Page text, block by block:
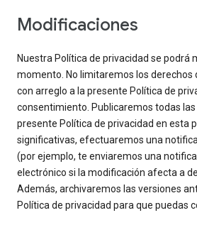
Modificaciones
Nuestra Política de privacidad se podrá
momento. No limitaremos los derechos
con arreglo a la presente Política de
consentimiento. Publicaremos todas
presente Política de privacidad en esta
significativas, efectuaremos una
(por ejemplo, te enviaremos una
electrónico si la modificación afecta a
Además, archivaremos las versiones
Política de privacidad para que puedas